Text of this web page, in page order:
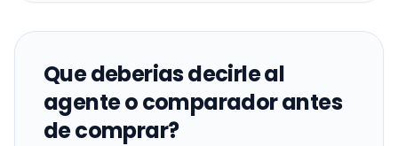
Que deberias decirle al
agente o comparador antes
de comprar?